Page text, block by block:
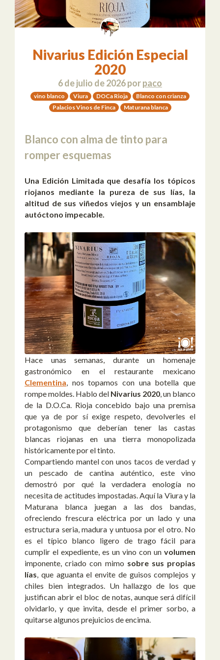
Nivarius Edición Especial
2020
6 de julio de 2026porpaco
vino blanco Viura DOCa Rioja
Blanco con crianza
Palacios Vinos de Finca
Maturana blanca
Blanco con alma de tinto para
romper esquemas
Una Edición Limitada que desafía los tópicos
riojanos mediante la pureza de sus lías, la
altitud de sus viñedos viejos y un ensamblaje
autóctono impecable.
Hace unas semanas, durante un homenaje
gastronómico en el restaurante mexicano
Clementina, nos topamos con una botella que
rompe moldes. Hablo del Nivarius 2020, un blanco
de la D.O.Ca. Rioja concebido bajo una premisa
que ya de por sí exige respeto, devolverles el
protagonismo que deberían tener las castas
blancas riojanas en una tierra monopolizada
históricamente por el tinto.
Compartiendo mantel con unos tacos de verdad y
un pescado de cantina auténtico, este vino
demostró por qué la verdadera enología no
necesita de actitudes impostadas. Aquí la Viura y la
Maturana blanca juegan a las dos bandas,
ofreciendo frescura eléctrica por un lado y una
estructura seria, madura y untuosa por el otro. No
es el típico blanco ligero de trago fácil para
cumplir el expediente, es un vino con un volumen
imponente, criado con mimo sobre sus propias
lías, que aguanta el envite de guisos complejos y
chiles bien integrados. Un hallazgo de los que
justifican abrir el bloc de notas, aunque será difícil
olvidarlo, y que invita, desde el primer sorbo, a
quitarse algunos prejuicios de encima.